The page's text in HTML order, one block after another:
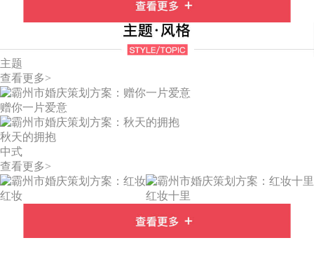
主题
查看更多>
赠你一片爱意
秋天的拥抱
中式
查看更多>
红妆 红妆十里